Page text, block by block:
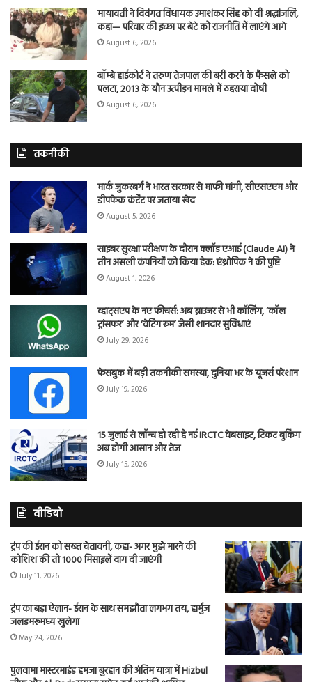
मायावती ने दिवंगत विधायक उमाशंकर सिंह को दी श्रद्धांजलि,
कहा— परिवार की इच्छा पर बेटे को राजनीति में लाएंगे आगे
August 6, 2026
बॉम्बे हाईकोर्ट ने तरुण तेजपाल की बरी करने के फैसले को
पलटा, 2013 के यौन उत्पीड़न मामले में ठहराया दोषी
August 6, 2026
तकनीकी
मार्क जुकरबर्ग ने भारत सरकार से माफी मांगी, सीएसएएम और
डीपफेक कंटेंट पर जताया खेद
August 5, 2026
साइबर सुरक्षा परीक्षण के दौरान क्लॉड एआई (Claude AI) ने
तीन असली कंपनियों को किया हैक: एंथ्रोपिक ने की पुष्टि
August 1, 2026
व्हाट्सएप के नए फीचर्स: अब ब्राउजर से भी कॉलिंग, ‘कॉल
ट्रांसफर’ और ‘वेटिंग रूम’ जैसी शानदार सुविधाएं
July 29, 2026
फेसबुक में बड़ी तकनीकी समस्या, दुनिया भर के यूजर्स परेशान
July 19, 2026
15 जुलाई से लॉन्च हो रही है नई IRCTC वेबसाइट, टिकट बुकिंग
अब होगी आसान और तेज
July 15, 2026
वीडियो
ट्रंप की ईरान को सख्त चेतावनी, कहा- अगर मुझे मारने की
कोशिश की तो 1000 मिसाइलें दाग दी जाएंगी
July 11, 2026
ट्रंप का बड़ा ऐलान- ईरान के साथ समझौता लगभग तय, हार्मुज
जलडमरूमध्य खुलेगा
May 24, 2026
पुलवामा मास्टरमाइंड हमजा बुरहान की अंतिम यात्रा में Hizbul